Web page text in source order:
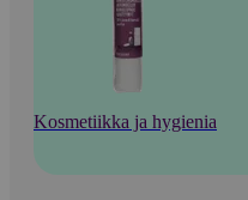
Kosmetiikka ja hygienia